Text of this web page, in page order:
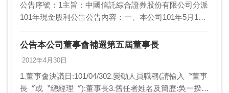
公告序號：1主旨：中國信託綜合證券股份有限公司分派
101年現金股利公告公告內容：一、本公司101年5月17
總額計新台幣(以下同)13,389,54…
公告本公司董事會補選第五屆董事長
2012年4月30日
1.董事會決議日:101/04/302.變動人員職稱(請輸入〝董事
長〞或〝總經理〞):董事長3.舊任者姓名及簡歷:吳一揆